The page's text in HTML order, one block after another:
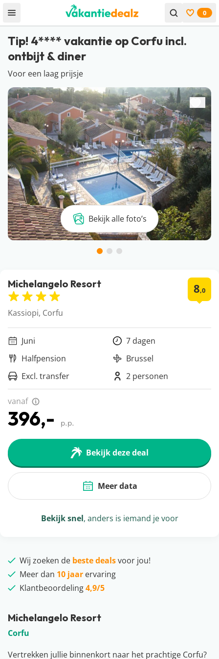
Open menu Bekijk
0
Tip! 4**** vakantie op Corfu incl.
ontbijt & diner
Voor een laag prijsje
Bekijk alle foto’s
Michelangelo Resort
Corfu
Vertrekken jullie binnenkort naar het prachtige Corfu?
Michelangelo Resort 8,0
Kassiopi, Corfu
Juni
7 dagen
Halfpension
Brussel
Excl. transfer
2 personen
vanaf
396,- p.p.
Bekijk deze deal
Meer data
Bekijk snel, anders is iemand je voor
Wij zoeken de beste dealsvoor jou!
Meer dan 10 jaar ervaring
Klantbeoordeling4,9/5